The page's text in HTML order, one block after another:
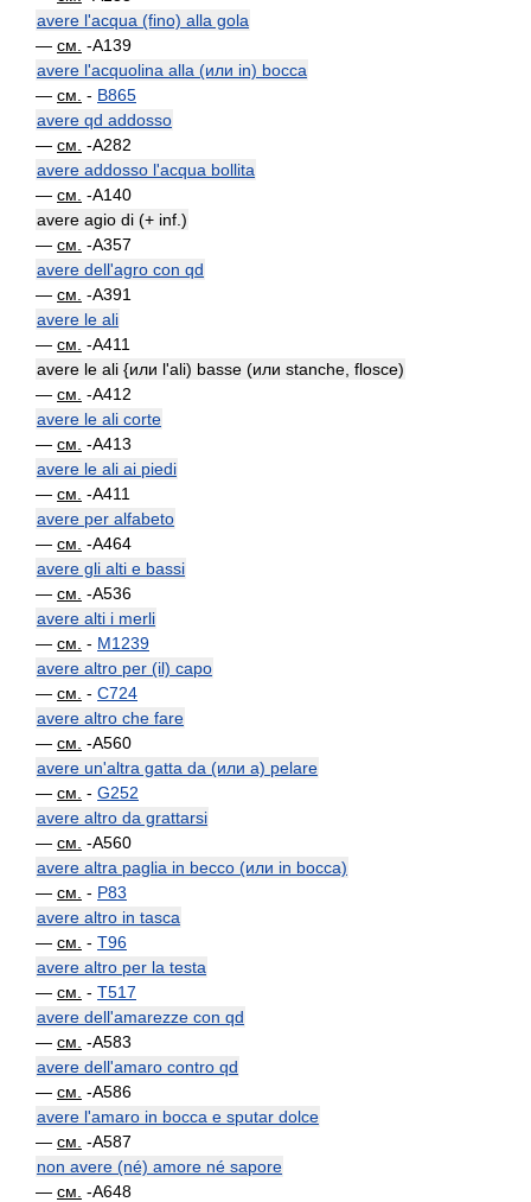
avere l'acqua (fino) alla gola
— см. -A139
avere l'acquolina alla (или in) bocca
— см. - B865
avere qd addosso
— см. -A282
avere addosso l'acqua bollita
— см. -A140
avere agio di (+ inf.)
— см. -A357
avere dell'agro con qd
— см. -A391
avere le ali
— см. -A411
avere le ali {или l'ali) basse (или stanche, flosce)
— см. -A412
avere le ali corte
— см. -A413
avere le ali ai piedi
— см. -A411
avere per alfabeto
— см. -A464
avere gli alti e bassi
— см. -A536
avere alti i merli
— см. - M1239
avere altro per (il) capo
— см. - C724
avere altro che fare
— см. -A560
avere un'altra gatta da (или a) pelare
— см. - G252
avere altro da grattarsi
— см. -A560
avere altra paglia in becco (или in bocca)
— см. - P83
avere altro in tasca
— см. - T96
avere altro per la testa
— см. - T517
avere dell'amarezze con qd
— см. -A583
avere dell'amaro contro qd
— см. -A586
avere l'amaro in bocca e sputar dolce
— см. -A587
non avere (né) amore né sapore
— см. -A648